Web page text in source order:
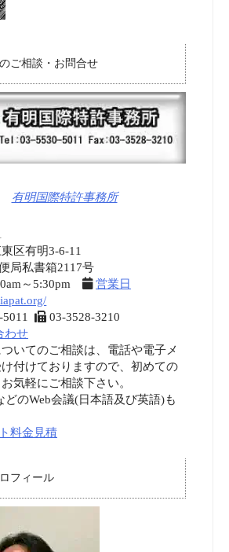
ご相談・お問合せ
有明国際特許事務所
区有明3-6-11
局私書箱2117号
～5:30pm
営業日
03-3528-3210
わせ
いてのご相談は、電話や電子メ
付けておりますので、初めての
気軽にご相談下さい。
のWeb会議(日本語及び英語)も
料金見積
フィール